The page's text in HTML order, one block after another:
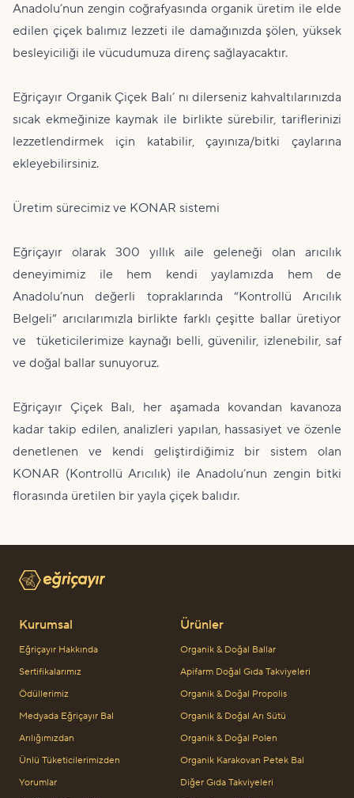
Anadolu’nun zengin coğrafyasında organik üretim ile elde
edilen çiçek balımız lezzeti ile damağınızda şölen, yüksek
besleyiciliği ile vücudumuza direnç sağlayacaktır.
Eğriçayır Organik Çiçek Balı’ nı dilerseniz kahvaltılarınızda
sıcak ekmeğinize kaymak ile birlikte sürebilir, tariflerinizi
lezzetlendirmek için katabilir, çayınıza/bitki çaylarına
ekleyebilirsiniz.
Üretim sürecimiz ve KONAR sistemi
Eğriçayır olarak 300 yıllık aile geleneği olan arıcılık
deneyimimiz ile hem kendi yaylamızda hem de
Anadolu’nun değerli topraklarında “Kontrollü Arıcılık
Belgeli” arıcılarımızla birlikte farklı çeşitte ballarüretiyor
ve tüketicilerimize kaynağı belli, güvenilir, izlenebilir, saf
ve doğal ballar sunuyoruz.
Eğriçayır Çiçek Balı, her aşamada kovandan kavanoza
kadar takip edilen, analizleri yapılan, hassasiyet ve özenle
denetlenen ve kendi geliştirdiğimiz bir sistem olan
KONAR (Kontrollü Arıcılık) ile Anadolu’nun zengin bitki
florasında üretilen bir yayla çiçek balıdır.
Kurumsal
Eğriçayır Hakkında
Sertifikalarımız
Ödüllerimiz
Medyada Eğriçayır Bal
Arılığımızdan
Ünlü Tüketicilerimizden
Yorumlar
Ürünler
Organik & Doğal Ballar
Apifarm Doğal Gıda Takviyeleri
Organik & Doğal Propolis
Organik & Doğal Arı Sütü
Organik & Doğal Polen
Organik Karakovan Petek Bal
Diğer Gıda Takviyeleri